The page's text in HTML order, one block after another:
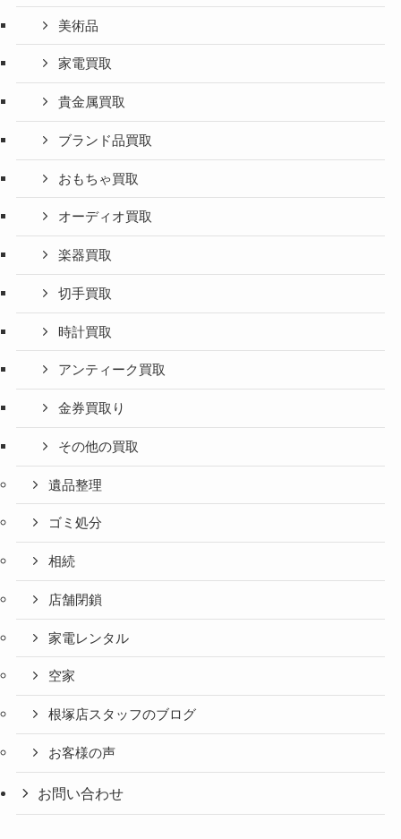
美術品
家電買取
貴金属買取
ブランド品買取
おもちゃ買取
オーディオ買取
楽器買取
切手買取
時計買取
アンティーク買取
金券買取り
その他の買取
遺品整理
ゴミ処分
相続
店舗閉鎖
家電レンタル
空家
根塚店スタッフのブログ
お客様の声
お問い合わせ